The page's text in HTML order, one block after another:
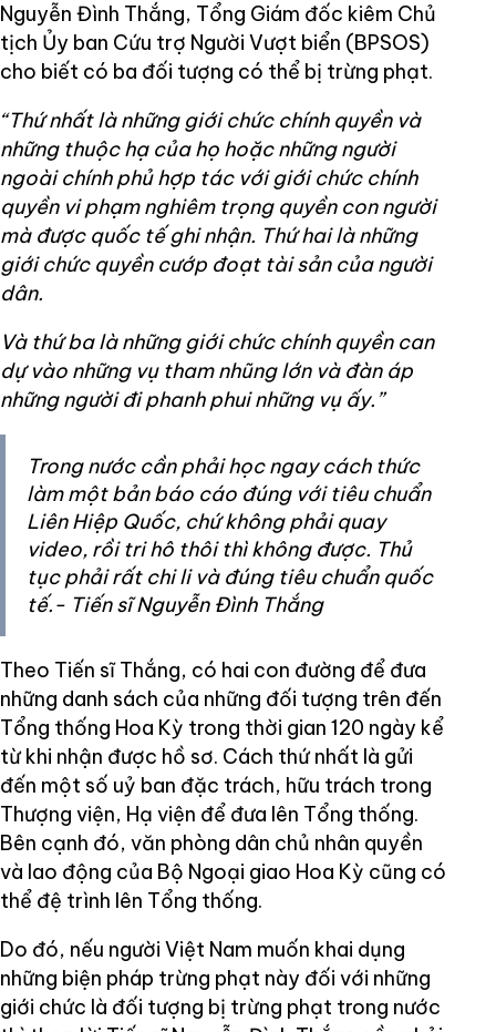
Nguyễn Đình Thắng, Tổng Giám đốc kiêm Chủ
tịch Ủy ban Cứu trợ Người Vượt biển (BPSOS)
cho biết có ba đối tượng có thể bị trừng phạt.
“Thứ nhất là những giới chức chính quyền và
những thuộc hạ của họ hoặc những người
ngoài chính phủ hợp tác với giới chức chính
quyền vi phạm nghiêm trọng quyền con người
mà được quốc tế ghi nhận. Thứ hai là những
giới chức quyền cướp đoạt tài sản của người
dân.
Và thứ ba là những giới chức chính quyền can
dự vào những vụ tham nhũng lớn và đàn áp
những người đi phanh phui những vụ ấy.”
Trong nước cần phải học ngay cách thức
làm một bản báo cáo đúng với tiêu chuẩn
Liên Hiệp Quốc, chứ không phải quay
video, rồi tri hô thôi thì không được. Thủ
tục phải rất chi li và đúng tiêu chuẩn quốc
tế.- Tiến sĩ Nguyễn Đình Thắng
Theo Tiến sĩ Thắng, có hai con đường để đưa
những danh sách của những đối tượng trên đến
Tổng thống Hoa Kỳ trong thời gian 120 ngày kể
từ khi nhận được hồ sơ. Cách thứ nhất là gửi
đến một số uỷ ban đặc trách, hữu trách trong
Thượng viện, Hạ viện để đưa lên Tổng thống.
Bên cạnh đó, văn phòng dân chủ nhân quyền
và lao động của Bộ Ngoại giao Hoa Kỳ cũng có
thể đệ trình lên Tổng thống.
Do đó, nếu người Việt Nam muốn khai dụng
những biện pháp trừng phạt này đối với những
giới chức là đối tượng bị trừng phạt trong nước